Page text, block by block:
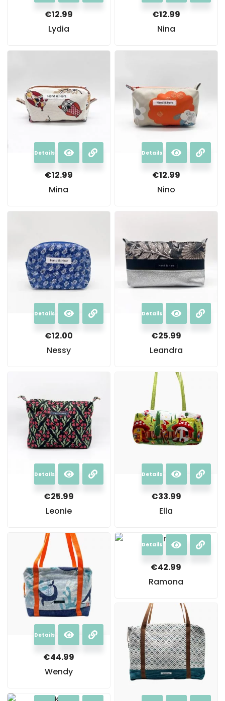
€12.99
Lydia
€12.99
Nina
Details
€12.99
Mina
Details
€12.99
Nino
Details
€12.00
Nessy
Details
€25.99
Leandra
Details
€25.99
Leonie
Details
€33.99
Ella
Details
€44.99
Wendy
Details
€42.99
Ramona